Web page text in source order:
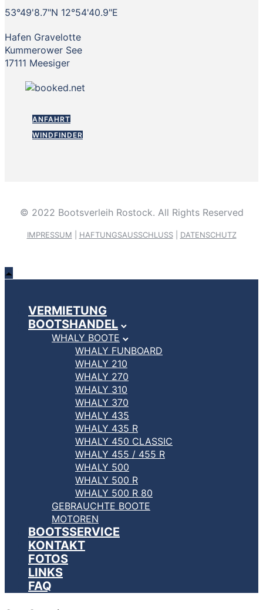
53°49'8.7"N 12°54'40.9"E
Hafen Gravelotte
Kummerower See
17111 Meesiger
ANFAHRT
WINDFINDER
© 2022 Bootsverleih Rostock. All Rights Reserved
IMPRESSUM HAFTUNGSAUSSCHLUSS| DATENSCHUTZ
VERMIETUNG
BOOTSHANDEL
WHALY BOOTE
WHALY FUNBOARD
WHALY 210
WHALY 270
WHALY 310
WHALY 370
WHALY 435
WHALY 435 R
WHALY 450 CLASSIC
WHALY 455 / 455 R
WHALY 500
WHALY 500 R
WHALY 500 R 80
GEBRAUCHTE BOOTE
MOTOREN
BOOTSSERVICE
KONTAKT
FOTOS
LINKS
FAQ